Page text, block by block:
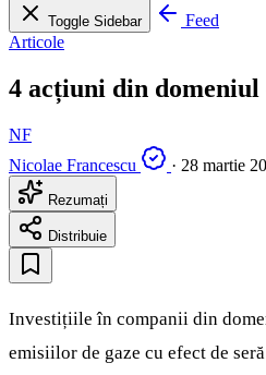
Toggle Sidebar
Feed
Articole
4 acțiuni din domeniul
NF
Nicolae Francescu
· 28 martie
Rezumați
Distribuie
Investițiile în companii din
emisiilor de gaze cu efect de